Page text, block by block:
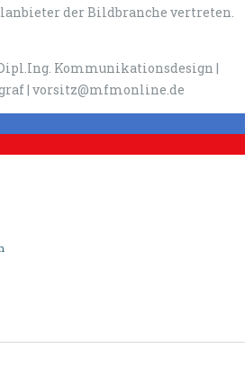
der Bildbranche vertreten.
Kommunikationsdesign |
| vorsitz@mfmonline.de